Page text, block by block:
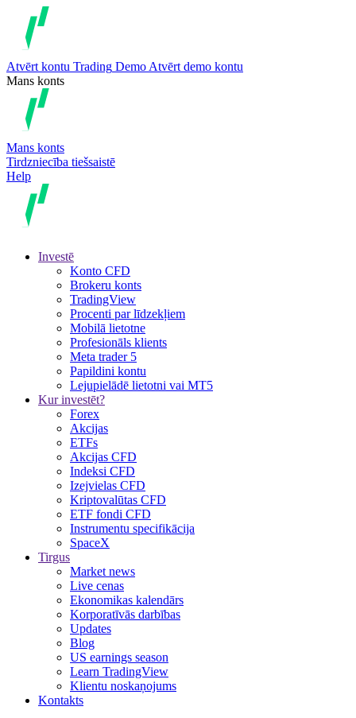
Atvērt kontu Trading Demo Atvērt demo kontu
Mans konts
Mans konts
Tirdzniecība tiešsaistē
Help
Investē
Konto CFD
Brokeru konts
TradingView
Procenti par līdzekļiem
Mobilā lietotne
Profesionāls klients
Meta trader 5
Papildini kontu
Lejupielādē lietotni vai MT5
Kur investēt?
Forex
Akcijas
ETFs
Akcijas CFD
Indeksi CFD
Izejvielas CFD
Kriptovalūtas CFD
ETF fondi CFD
Instrumentu specifikācija
SpaceX
Tirgus
Market news
Live cenas
Ekonomikas kalendārs
Korporatīvās darbības
Updates
Blog
US earnings season
Learn TradingView
Klientu noskaņojums
Kontakts